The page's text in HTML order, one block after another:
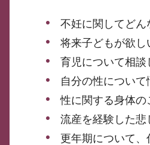
不妊に関してど
将来子どもが欲
育児について相談
自分の性について
性に関する身体の
流産を経験した
更年期について